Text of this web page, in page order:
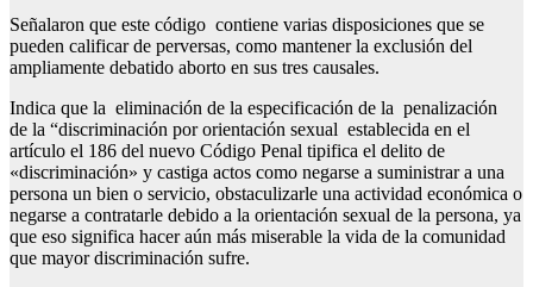
Señalaron que este código contiene varias disposiciones que se
pueden calificar de perversas, como mantener la exclusión del
ampliamente debatido aborto en sus tres causales.
Indica que la eliminación de la especificación de la penalización
de la “discriminación por orientación sexual establecida en el
artículo el 186 del nuevo Código Penal tipifica el delito de
«discriminación» y castiga actos como negarse a suministrar a una
persona un bien o servicio, obstaculizarle una actividad económica o
negarse a contratarle debido a la orientación sexual de la persona, ya
que eso significa hacer aún más miserable la vida de la comunidad
que mayor discriminación sufre.